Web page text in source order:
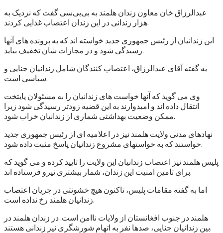
عبدالرزاق خان معاون زندان هلمند به بی‌بی‌سی گفت که نزدیک به
هزار زندانی در این زندان اعتصاب غذایی کردند.
این زندانیان از رئیس جمهوری جدید خواسته اند که به پرونده های آنها
رسیدگی شود و در مجازات شان تخفیف بیاید.
به گفته آقای عبدالرزاق، اعتصاب کنندگان شامل زندانیان جنایی و
سیاسی است.
وی می گوید که آنها خواست های زندانیان را به مسئولان پایتخت
انتقال داده اند و امیدوارند به این قضیه زودتر رسیدگی شود زیرا
ممکن وضعیت بهداشتی شماری از زندانیان خراب شود.
نهادهای مدنی ولایت هلمند نیز در اعلامیه ای از رئیس جمهوری جدید
خواستند که به خواستهای مشروع زندانیان پاسخ مثبت داده شود.
پلیس هلمند نیز اعتصاب زندانیان این ولایت را تایید کرده و می گوید که
برای تامین امنیت این زندان، شمار بیشتری نیرو فرستاده اند.
اما به گفته مقامات پلیس، تاکنون هیچ خشونتی در جریان اعتصاب
زندانیان هلمند رخ نداده است.
هلمند در جنوب افغانستان از ولایات ناامن است. در زندان هلمند در
بین زندانیان جنایی، صدها نفر به اتهام شورشگری نیز زندانی هستند.